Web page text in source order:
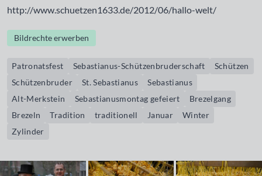
http://www.schuetzen1633.de/2012/06/hallo-welt/
Bildrechte erwerben
Patronatsfest Sebastianus-Schützenbruderschaft
Schützen
Schützenbruder
St. Sebastianus
Sebastianus
Alt-Merkstein
Sebastianusmontag gefeiert
Brezelgang
Brezeln
Tradition traditionell Januar
Winter
Zylinder